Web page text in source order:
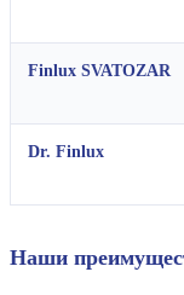
Finlux SVATOZAR
Dr. Finlux
Наши